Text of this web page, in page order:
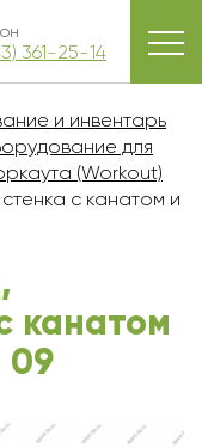
361-25-14
и инвентарь
для
(Workout)
с канатом и
канатом
09